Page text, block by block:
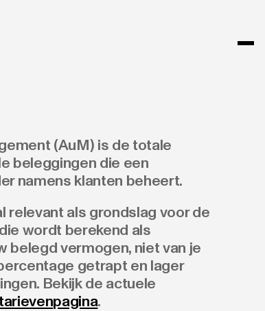
(AuM) is de totale
beleggingen die een
namens klanten beheert.
relevant als grondslag voor de
wordt berekend als
belegd vermogen, niet van je
getrapt en lager
Bekijk de actuele
tarievenpagina.